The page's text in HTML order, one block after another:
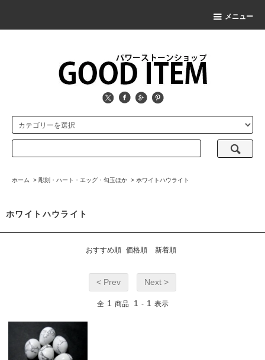
メニュー
ホーム > 彫刻・ハート・エッグ・勾玉ほか > ホワイトハウライト
ホワイトハウライト
おすすめ順 価格順 新着順
< Prev Next >
全 1 商品 1 - 1 表示